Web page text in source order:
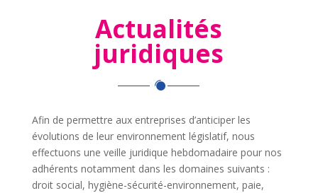
Actualités
juridiques
Afin de permettre aux entreprises d’anticiper les
évolutions de leur environnement législatif, nous
effectuons une veille juridique hebdomadaire pour nos
adhérents notamment dans les domaines suivants :
droit social, hygiène-sécurité-environnement, paie,